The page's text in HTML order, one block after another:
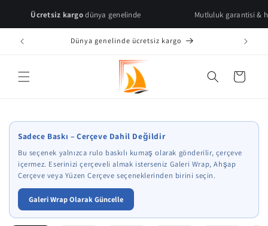
content
kargodünya genelinde Mutluluk garantisi & hızlı
Dünya genelinde ücretsiz kargo
Cart
Sadece Baskı – Çerçeve Dahil Değildir
Bu seçenek yalnızca rulo baskılı kumaş olarak gönderilir, çerçeve
içermez. Eserinizi çerçeveli almak isterseniz Galeri Wrap, Ahşap
Çerçeve veya Yüzen Çerçeve seçeneklerinden birini seçin.
Galeri Wrap Olarak Güncelle